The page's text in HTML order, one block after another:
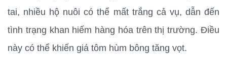
tai, nhiều hộ nuôi có thể mất trắng cả vụ, dẫn đến
tình trạng khan hiếm hàng hóa trên thị trường. Điều
này có thể khiến giá tôm hùm bông tăng vọt.